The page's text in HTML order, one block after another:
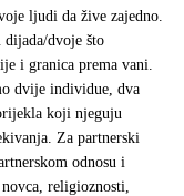
ljudi da žive zajedno.
dijada/dvoje što
i granica prema vani.
dvije individue, dva
koji njeguju
Za partnerski
odnosu i
religioznosti,